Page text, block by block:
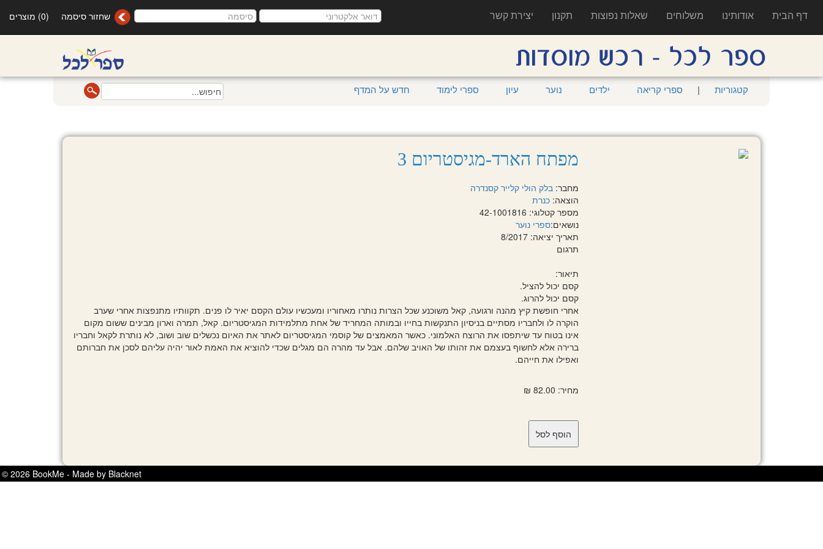
דף הבית אודותינו משלוחים שאלות נפוצות תקנון יצירת קשר שחזור סיסמה (0) מוצרים
קטגוריות | ספרי קריאה ילדים נוער עיון ספרי לימוד חדש על המדף
מפתח הארד-מגיסטריום 3
מחבר:בלק הולי קלייר קסנדרה
הוצאה:כנרת
מספר קטלוגי: 42-1001816
נושאים:ספרי נוער
תאריך יציאה: 8/2017
תרגום
תיאור:
קסם יכול להציל.
קסם יכול להרוג.
אחרי חופשת קיץ מהנה ורגועה, קאל משוכנע שכל הצרות נותרו מאחוריו ומעכשיו עולם הקסם יאיר לו פנים. תקוותיו מתנפצות אחרי שערב
הוקרה לו ולחבריו מסתיים בניסיון התנקשות בחייו ובמותה המחריד של אחת מתלמידות המגיסטריום. קאל, תמרה וארון מבינים ששום מקום
אינו בטוח עד שיתפסו את הרוצח האלמוני. כאשר המאמצים של קוסמי המגיסטריום לאתר את האיום נכשלים שוב ושוב, לא נותרת לקאל וחבריו
ברירה אלא לחשוף בעצמם את זהותו של האויב שלהם. אבל עד מהרה הם מגלים שכדי להוציא את האמת לאור יהיה עליהם לסכן את חברותם
ואפילו את חייהם.
מחיר: 82.00 ₪
© 2026 BookMe - Made by Blacknet